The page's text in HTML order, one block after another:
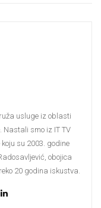
usluge iz oblasti
smo iz IT TV
su 2003. godine
obojica
20 godina iskustva.